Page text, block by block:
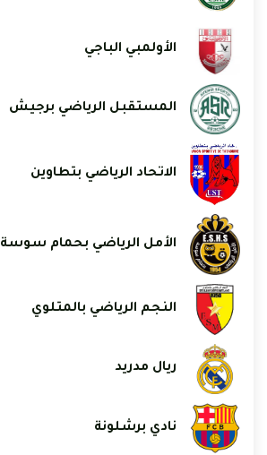
الأولمبي الباجي
المستقبل الرياضي برجيش
الاتحاد الرياضي بتطاوين
الأمل الرياضي بحمام سوسة
النجم الرياضي بالمتلوي
ريال مدريد
نادي برشلونة